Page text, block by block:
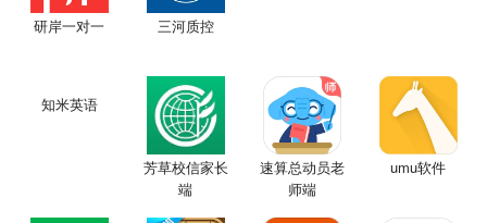
研岸一对一 三河质控
知米英语
芳草校信家长
端
速算总动员老
师端
umu软件